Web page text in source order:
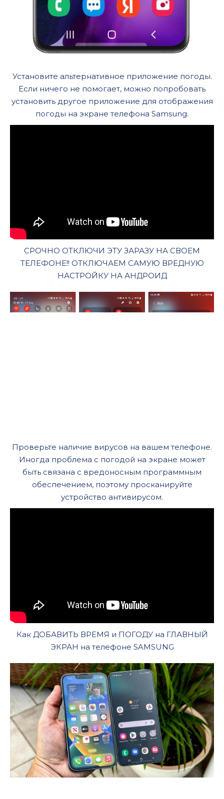
Установите альтернативное приложение погоды.
Если ничего не помогает, можно попробовать
установить другое приложение для отображения
погоды на экране телефона Samsung.
СРОЧНО ОТКЛЮЧИ ЭТУ ЗАРАЗУ НА СВОЕМ
ТЕЛЕФОНЕ!! ОТКЛЮЧАЕМ САМУЮ ВРЕДНУЮ
НАСТРОЙКУ НА АНДРОИД
Проверьте наличие вирусов на вашем телефоне.
Иногда проблема с погодой на экране может
быть связана с вредоносным программным
обеспечением, поэтому просканируйте
устройство антивирусом.
Как ДОБАВИТЬ ВРЕМЯ и ПОГОДУ на ГЛАВНЫЙ
ЭКРАН на телефоне SAMSUNG